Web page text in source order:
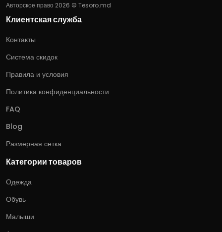
Авторское право 2026 © Tesoro.md
Клиентская служба
Контакты
Система скидок
Правила и условия
Политика конфиденциальности
FAQ
Blog
Размерная сетка
Категории товаров
Одежда
Обувь
Малыши